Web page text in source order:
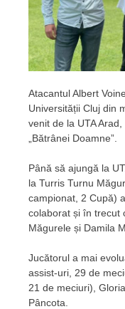
Atacantul Albert
Universității Cluj din
venit de la UTA
„Bătrânei Doamne”.
Până să ajungă la
la Turris Turnu
campionat, 2 Cupă)
colaborat și în trecut
Măgurele și Damila
Jucătorul a mai
assist-uri, 29 de
21 de meciuri),
Pâncota.